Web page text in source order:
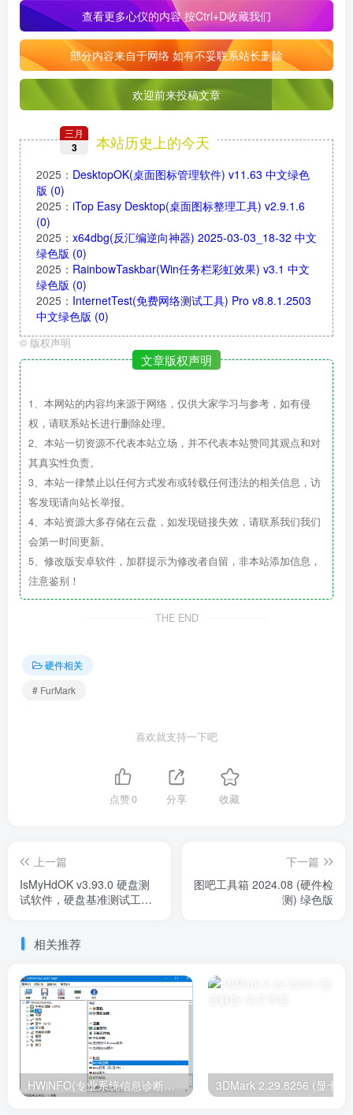
查看更多心仪的内容按Ctrl+D收藏我们
部分内容来自于网络 如有不妥联系站长删除
欢迎前来投稿文章
三月
3 本站历史上的今天
2025 ： DesktopOK(桌面图标管理软件) v11.63 中文绿色
版 (0)
2025 ： iTop Easy Desktop(桌面图标整理工具) v2.9.1.6
(0)
2025 ： x64dbg(反汇编逆向神器) 2025-03-03_18-32 中文
绿色版 (0)
2025 ： RainbowTaskbar(Win任务栏彩虹效果) v3.1 中文
绿色版 (0)
2025 ： InternetTest(免费网络测试工具) Pro v8.8.1.2503
中文绿色版 (0)
© 版权声明
文章版权声明
1、本网站的内容均来源于网络，仅供大家学习与参考，如有侵
权，请联系站长进行删除处理。
2、本站一切资源不代表本站立场，并不代表本站赞同其观点和对
其真实性负责。
3、本站一律禁止以任何方式发布或转载任何违法的相关信息，访
客发现请向站长举报。
4、本站资源大多存储在云盘，如发现链接失效，请联系我们我们
会第一时间更新。
5、修改版安卓软件，加群提示为修改者自留，非本站添加信息，
注意鉴别！
THE END
硬件相关
# FurMark
喜欢就支持一下吧
点赞0 分享 收藏
上一篇
IsMyHdOK v3.93.0 硬盘测
试软件，硬盘基准测试工
下一篇
图吧工具箱 2024.08 (硬件检
测) 绿色版
相关推荐
HWiNFO(专业系统信息诊断工具) v8.21.5650 多语便携版